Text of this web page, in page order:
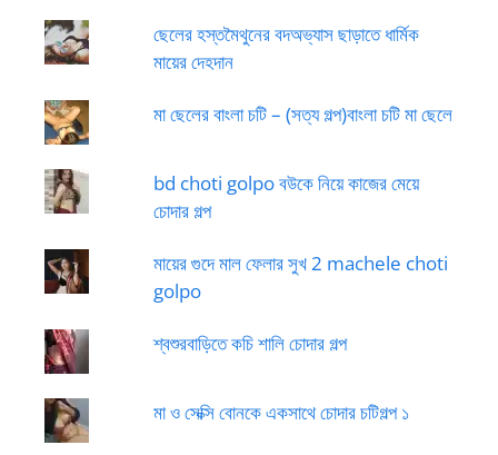
ছেলের হস্তমৈথুনের বদঅভ্যাস ছাড়াতে ধার্মিক
মায়ের দেহদান
মা ছেলের বাংলা চটি – (সত্য গল্প)বাংলা চটি মা ছেলে
bd choti golpo বউকে নিয়ে কাজের মেয়ে
চোদার গল্প
মায়ের গুদে মাল ফেলার সুখ 2 machele choti
golpo
শ্বশুরবাড়িতে কচি শালি চোদার গল্প
মা ও সেক্সি বোনকে একসাথে চোদার চটিগল্প ১